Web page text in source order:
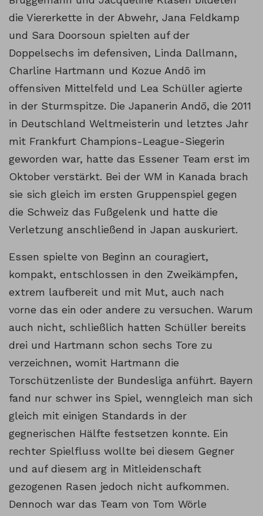
die Viererkette in der Abwehr, Jana Feldkamp
und Sara Doorsoun spielten auf der
Doppelsechs im defensiven, Linda Dallmann,
Charline Hartmann und Kozue Andō im
offensiven Mittelfeld und Lea Schüller agierte
in der Sturmspitze. Die Japanerin Andō, die 2011
in Deutschland Weltmeisterin und letztes Jahr
mit Frankfurt Champions-League-Siegerin
geworden war, hatte das Essener Team erst im
Oktober verstärkt. Bei der WM in Kanada brach
sie sich gleich im ersten Gruppenspiel gegen
die Schweiz das Fußgelenk und hatte die
Verletzung anschließend in Japan auskuriert.
Essen spielte von Beginn an couragiert,
kompakt, entschlossen in den Zweikämpfen,
extrem laufbereit und mit Mut, auch nach
vorne das ein oder andere zu versuchen. Warum
auch nicht, schließlich hatten Schüller bereits
drei und Hartmann schon sechs Tore zu
verzeichnen, womit Hartmann die
Torschützenliste der Bundesliga anführt. Bayern
fand nur schwer ins Spiel, wenngleich man sich
gleich mit einigen Standards in der
gegnerischen Hälfte festsetzen konnte. Ein
rechter Spielfluss wollte bei diesem Gegner
und auf diesem arg in Mitleidenschaft
gezogenen Rasen jedoch nicht aufkommen.
Dennoch war das Team von Tom Wörle